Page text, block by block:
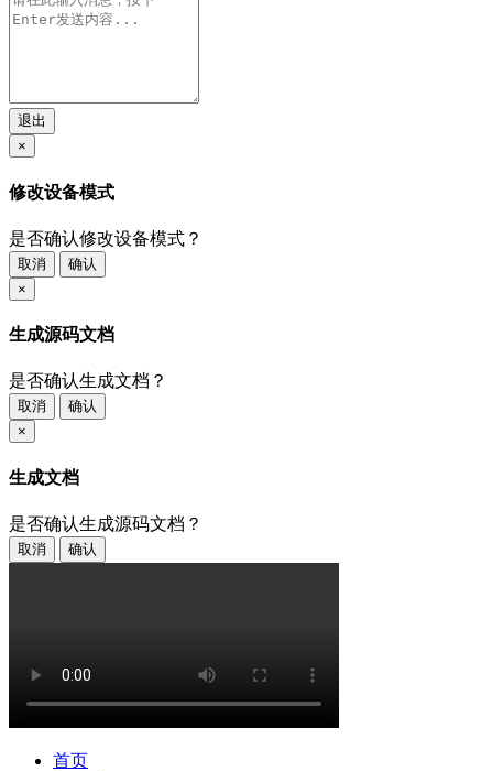
退出
×
修改设备模式
是否确认修改设备模式？
取消
确认
×
生成源码文档
是否确认生成文档？
取消
确认
×
生成文档
是否确认生成源码文档？
取消 确认
首页